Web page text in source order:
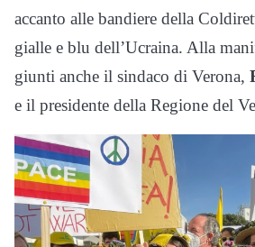
accanto alle bandiere della
gialle e blu dell’Ucraina. Alla
giunti anche il sindaco di Verona,
e il presidente della Regione del